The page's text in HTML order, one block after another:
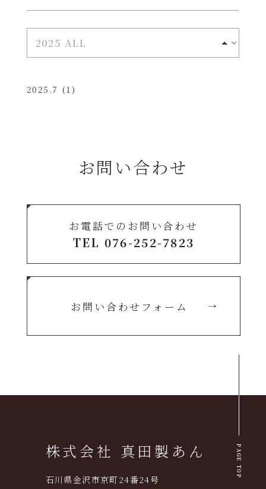
2025.7 (1)
お問い合わせ
お電話でのお問い合わせ
TEL 076-252-7823
お問い合わせフォーム
PAGE TOP
株式会社 真田製あん
石川県金沢市京町24番24号